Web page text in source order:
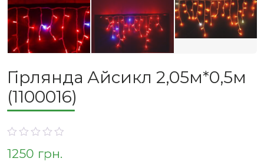
Гірлянда Айсикл 2,05м*0,5м
(1100016)
out
1250 грн.